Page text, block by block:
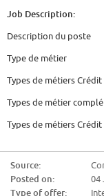
Job Description:
Description du poste
Type de métier
Types de métiers
Types de métier
Types de métiers
Support IT - Fixed
Type de contrat
Source:
Posted on:
04
Type of offer: